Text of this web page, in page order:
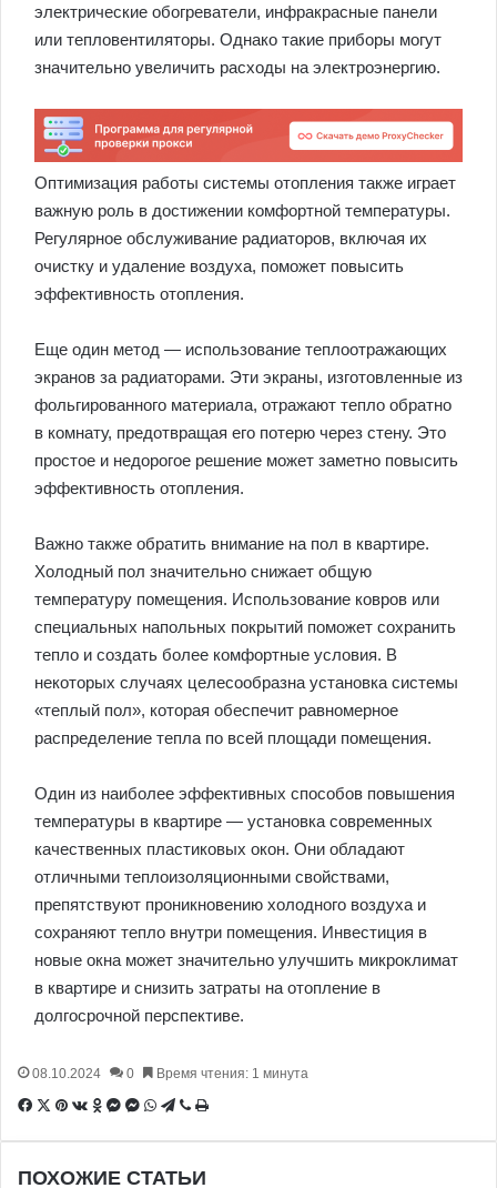
электрические обогреватели, инфракрасные панели
или тепловентиляторы. Однако такие приборы могут
значительно увеличить расходы на электроэнергию.
Оптимизация работы системы отопления также играет
важную роль в достижении комфортной температуры.
Регулярное обслуживание радиаторов, включая их
очистку и удаление воздуха, поможет повысить
эффективность отопления.
Еще один метод — использование теплоотражающих
экранов за радиаторами. Эти экраны, изготовленные из
фольгированного материала, отражают тепло обратно
в комнату, предотвращая его потерю через стену. Это
простое и недорогое решение может заметно повысить
эффективность отопления.
Важно также обратить внимание на пол в квартире.
Холодный пол значительно снижает общую
температуру помещения. Использование ковров или
специальных напольных покрытий поможет сохранить
тепло и создать более комфортные условия. В
некоторых случаях целесообразна установка системы
«теплый пол», которая обеспечит равномерное
распределение тепла по всей площади помещения.
Один из наиболее эффективных способов повышения
температуры в квартире — установка современных
качественных пластиковых окон. Они обладают
отличными теплоизоляционными свойствами,
препятствуют проникновению холодного воздуха и
сохраняют тепло внутри помещения. Инвестиция в
новые окна может значительно улучшить микроклимат
в квартире и снизить затраты на отопление в
долгосрочной перспективе.
08.10.2024 0 Время чтения: 1 минута
Facebook
X Pinterest
Вконтакте
Одноклассники
Messenger
Messenger
WhatsApp
Telegram
ViberПечатать
ПОХОЖИЕ СТАТЬИ